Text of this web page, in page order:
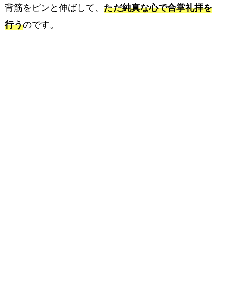
背筋をピンと伸ばして、 ただ純真な心で合掌礼拝を
行うのです。